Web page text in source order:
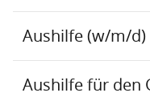
Aushilfe (w/m/
Aushilfe für den